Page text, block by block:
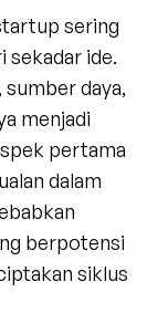
sering
sekadar ide.
sumber daya,
menjadi
pertama
dalam
berpotensi
siklus